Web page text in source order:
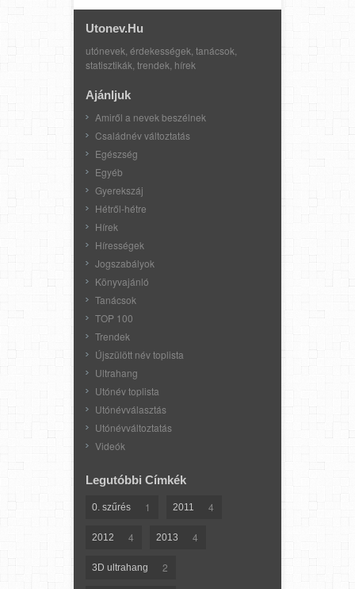
Utonev.hu
utónevek, érdekességek, tanácsok,
statisztikák, trendek, hírek
Ajánljuk
Amiről a nevek beszélnek
Családnév változtatás
Egészség
Egyéb
Gyerekszáj
Hétről-hétre
Hírek
Hírességek
Jogszabályok
Könyvajánló
Tanácsok
TOP 100
Trendek
Újszülött név toplista
Ultrahang
Utónév toplista
Utónévválasztás
Utónévváltoztatás
Videók
Legutóbbi Címkék
0. szűrés 1 2011 4
2012 4 2013 4
3D ultrahang 2